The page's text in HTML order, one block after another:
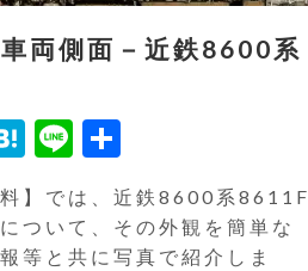
車両側面－近鉄8600系
Hatena
Line
共
】では、近鉄8600系8611F
ついて、その外観を簡単な
等と共に写真で紹介しま